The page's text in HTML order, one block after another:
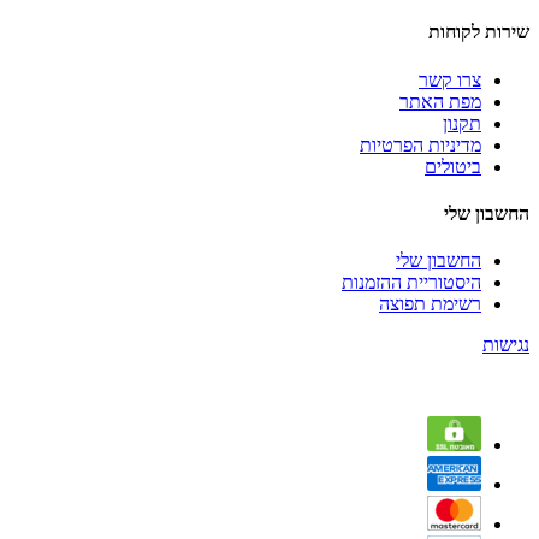
שירות לקוחות
צרו קשר
מפת האתר
תקנון
מדיניות הפרטיות
ביטולים
החשבון שלי
החשבון שלי
היסטוריית ההזמנות
רשימת תפוצה
נגישות